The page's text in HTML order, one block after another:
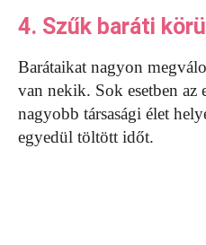
4. Szűk baráti
Barátaikat nagyon
van nekik. Sok esetben az
nagyobb társasági élet
egyedül töltött időt.